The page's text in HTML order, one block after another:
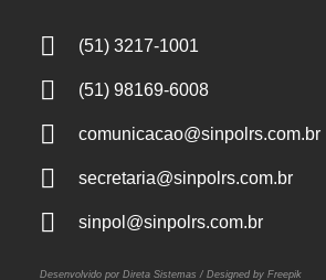
(51) 3217-1001
(51) 98169-6008
comunicacao@sinpolrs.com.br
secretaria@sinpolrs.com.br
sinpol@sinpolrs.com.br
Desenvolvido por Direta Sistemas / Designed by Freepik